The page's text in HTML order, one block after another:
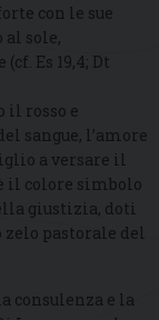
con le sue
sole,
Es 19,4; Dt
il rosso e
sangue, l’amore
a versare il
il colore simbolo
giustizia, doti
pastorale del
consulenza e la